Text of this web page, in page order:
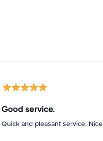
Good service.
Quick and pleasant service.